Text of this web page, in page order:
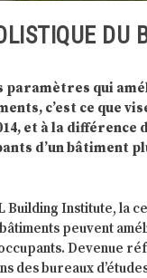
DU
qui
c’est ce que
et à la différence
d’un bâtiment
Building Institute, la
peuvent
Devenue
des bureaux